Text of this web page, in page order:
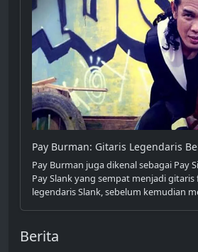
Pay Burman: Gitaris Legendaris
Pay Burman juga dikenal sebagai Pay
Pay Slank yang sempat menjadi gitaris
legendaris Slank, sebelum kemudian
Berita